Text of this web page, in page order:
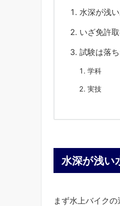
水深が浅
いざ免許
試験は落
学科
実技
水深が浅い
まず水上バイク